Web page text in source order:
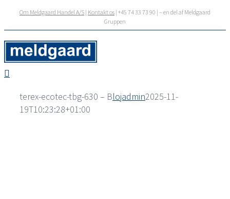
Om Meldgaard Handel A/S | Kontakt os | +45 74 33 73 90 | – en del af Meldgaard
Gruppen
terex-ecotec-tbg-630 – Blojadmin2025-11-
19T10:23:28+01:00